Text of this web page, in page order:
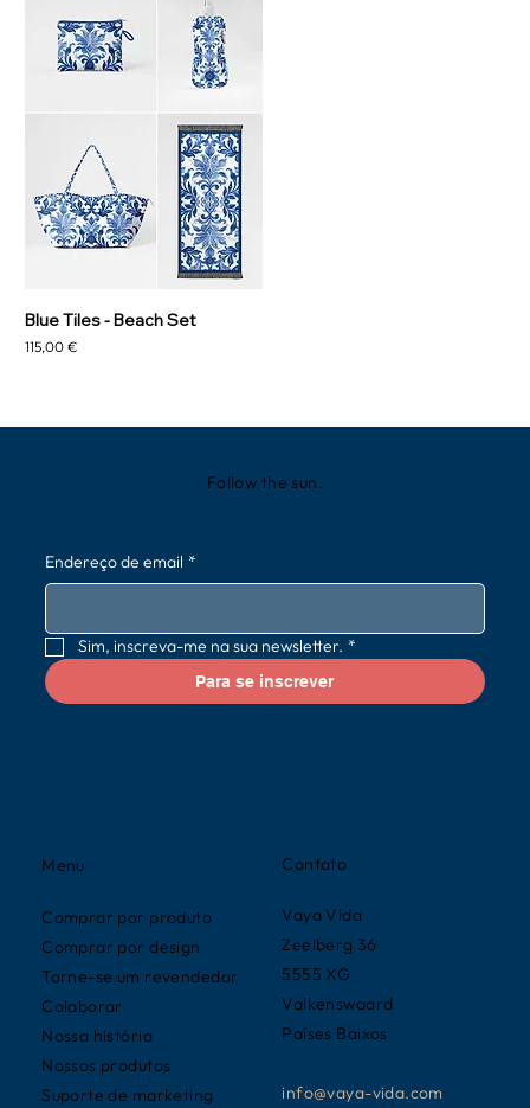
Blue Tiles - Beach Set
Preço
115,00 €
Contato
Vaya Vida
Zeelberg 36
5555 XG
Valkenswaard
Países Baixos
info@vaya-vida.com
Menu
Comprar por produto
Comprar por design
Torne-se um revendedor
Colaborar
Nossa história
Nossos produtos
Suporte de marketing
Follow the sun.
Endereço de email *
Sim, inscreva-me na sua newsletter. *
Para se inscrever